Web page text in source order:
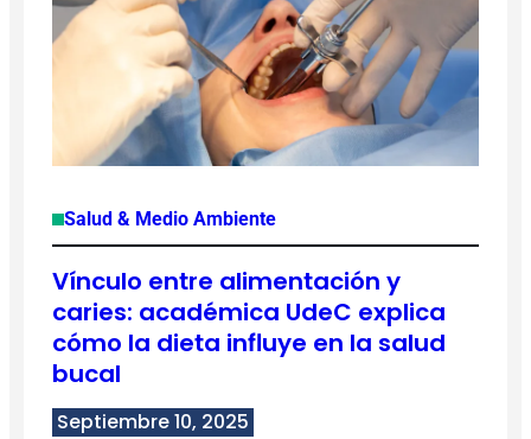
Salud & Medio Ambiente
Vínculo entre alimentación y
caries: académica UdeC explica
cómo la dieta influye en la salud
bucal
Septiembre 10, 2025